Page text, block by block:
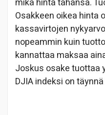
mikä hinta tahansa.
Osakkeen oikea hinta
kassavirtojen
nopeammin kuin
kannattaa maksaa
Joskus osake tuottaa
DJIA indeksi on